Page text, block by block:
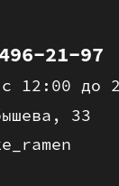
21-97
с 12:00 до
33